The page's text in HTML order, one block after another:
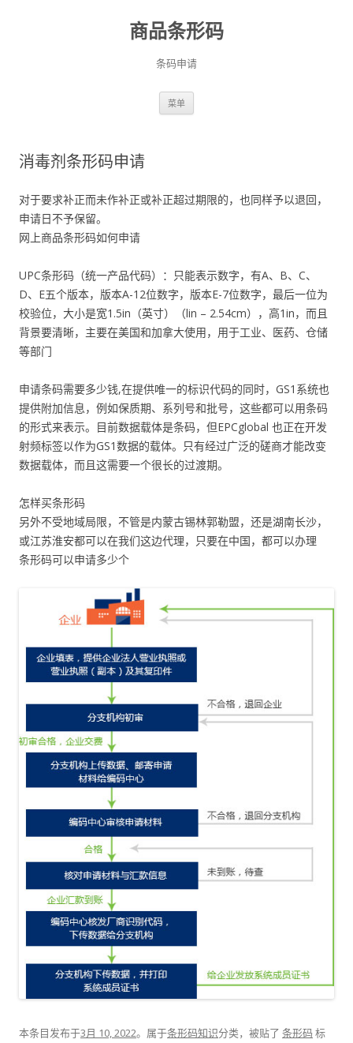
商品条形码
条码申请
菜单
消毒剂条形码申请
对于要求补正而未作补正或补正超过期限的，也同样予以退回，
申请日不予保留。
网上商品条形码如何申请
UPC条形码（统一产品代码）：只能表示数字，有A、B、C、
D、E五个版本，版本A-12位数字，版本E-7位数字，最后一位为
校验位，大小是宽1.5in（英寸）（lin – 2.54cm），高1in，而且
背景要清晰，主要在美国和加拿大使用，用于工业、医药、仓储
等部门
申请条码需要多少钱,在提供唯一的标识代码的同时，GS1系统也
提供附加信息，例如保质期、系列号和批号，这些都可以用条码
的形式来表示。目前数据载体是条码，但EPCglobal 也正在开发
射频标签以作为GS1数据的载体。只有经过广泛的磋商才能改变
数据载体，而且这需要一个很长的过渡期。
怎样买条形码
另外不受地域局限，不管是内蒙古锡林郭勒盟，还是湖南长沙，
或江苏淮安都可以在我们这边代理，只要在中国，都可以办理
条形码可以申请多少个
本条目发布于3月 10, 2022。属于条形码知识分类，被贴了 条形码 标